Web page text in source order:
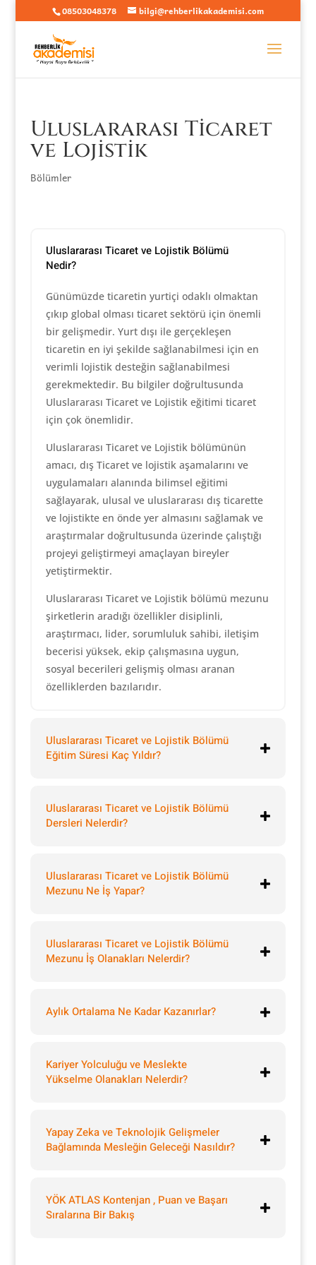
08503048378 bilgi@rehberlikakademisi.com
Uluslararası Ticaret
ve Lojistik
Bölümler
Uluslararası Ticaret ve Lojistik Bölümü
Nedir?
Günümüzde ticaretin yurtiçi odaklı olmaktan
çıkıp global olması ticaret sektörü için önemli
bir gelişmedir. Yurt dışı ile gerçekleşen
ticaretin en iyi şekilde sağlanabilmesi için en
verimli lojistik desteğin sağlanabilmesi
gerekmektedir. Bu bilgiler doğrultusunda
Uluslararası Ticaret ve Lojistik eğitimi ticaret
için çok önemlidir.
Uluslararası Ticaret ve Lojistik bölümünün
amacı, dış Ticaret ve lojistik aşamalarını ve
uygulamaları alanında bilimsel eğitimi
sağlayarak, ulusal ve uluslararası dış ticarette
ve lojistikte en önde yer almasını sağlamak ve
araştırmalar doğrultusunda üzerinde çalıştığı
projeyi geliştirmeyi amaçlayan bireyler
yetiştirmektir.
Uluslararası Ticaret ve Lojistik bölümü mezunu
şirketlerin aradığı özellikler disiplinli,
araştırmacı, lider, sorumluluk sahibi, iletişim
becerisi yüksek, ekip çalışmasına uygun,
sosyal becerileri gelişmiş olması aranan
özelliklerden bazılarıdır.
Uluslararası Ticaret ve Lojistik Bölümü
Eğitim Süresi Kaç Yıldır?
Uluslararası Ticaret ve Lojistik Bölümü
Dersleri Nelerdir?
Uluslararası Ticaret ve Lojistik Bölümü
Mezunu Ne İş Yapar?
Uluslararası Ticaret ve Lojistik Bölümü
Mezunu İş Olanakları Nelerdir?
Aylık Ortalama Ne Kadar Kazanırlar?
Kariyer Yolculuğu ve Meslekte
Yükselme Olanakları Nelerdir?
Yapay Zeka ve Teknolojik Gelişmeler
Bağlamında Mesleğin Geleceği Nasıldır?
YÖK ATLAS Kontenjan , Puan ve Başarı
Sıralarına Bir Bakış